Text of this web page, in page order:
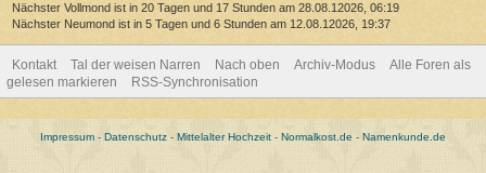
Nächster Vollmond ist in 20 Tagen und 17 Stunden am 28.08.12026, 06:19
Nächster Neumond ist in 5 Tagen und 6 Stunden am 12.08.12026, 19:37
Kontakt Tal der weisen Narren Nach oben Archiv-Modus
Alle Foren als
gelesen markieren
RSS-Synchronisation
Impressum - Datenschutz - Mittelalter Hochzeit - Normalkost.de - Namenkunde.de